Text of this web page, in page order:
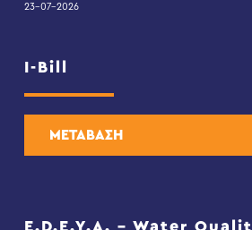
23-07-2026
I-Bill
ΜΕΤΑΒΑΣΗ
E.D.E.Y.A. – Water